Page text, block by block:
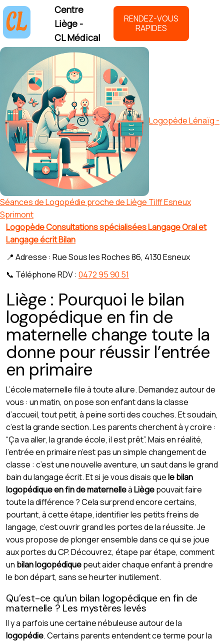
Centre
Liège -
CL Médical
RENDEZ-VOUS
RAPIDES
Logopède Lénaïg -
Séances de Logopédie proche de Liège Tilff Esneux
Sprimont
Logopède Consultations spécialisées Langage Oral et
Langage écrit Bilan
📍 Adresse : Rue Sous les Roches 86, 4130 Esneux
📞 Téléphone RDV : 0472 95 90 51
Liège : Pourquoi le bilan
logopédique en fin de
maternelle change toute la
donne pour réussir l’entrée
en primaire
L’école maternelle file à toute allure. Demandez autour de
vous : un matin, on pose son enfant dans la classe
d’accueil, tout petit, à peine sorti des couches. Et soudain,
c’est la grande section. Les parents cherchent à y croire :
“Ça va aller, la grande école, il est prêt”. Mais en réalité,
l’entrée en primaire n’est pas un simple changement de
classe : c’est une nouvelle aventure, un saut dans le grand
bain du langage écrit. Et si je vous disais quele bilan
logopédique en fin de maternelleàLiègepouvait faire
toute la différence ? Cela surprend encore certains,
pourtant, à cette étape, identifier les petits freins de
langage, c’est ouvrir grand les portes de la réussite. Je
vous propose de plonger ensemble dans ce qui se joue
aux portes du CP. Découvrez, étape par étape, comment
un bilan logopédiquepeut aider chaque enfant à prendre
le bon départ, sans se heurter inutilement.
Qu’est-ce qu’un bilan logopédique en fin de
maternelle ? Les mystères levés
Il y a parfois une certaine nébuleuse autour de la
logopédie. Certains parents entendent ce terme pour la